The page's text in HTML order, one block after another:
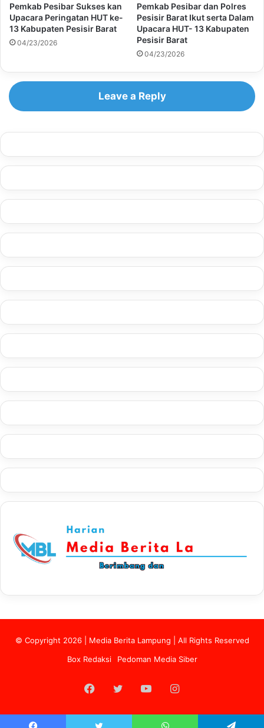
Pemkab Pesibar Sukses kan
Upacara Peringatan HUT ke-
13 Kabupaten Pesisir Barat
04/23/2026
Pemkab Pesibar dan Polres
Pesisir Barat Ikut serta Dalam
Upacara HUT- 13 Kabupaten
Pesisir Barat
04/23/2026
Leave a Reply
© Copyright 2026 | Media Berita Lampung | All Rights Reserved
Box Redaksi
Pedoman Media Siber
Facebook
TwitterYouTubeInstagram